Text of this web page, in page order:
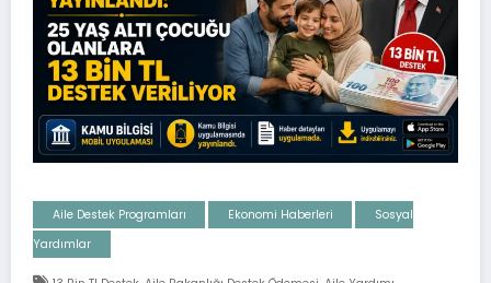
Aile Destek Programları Ekonomi Haberleri
Sosyal
Yardımlar